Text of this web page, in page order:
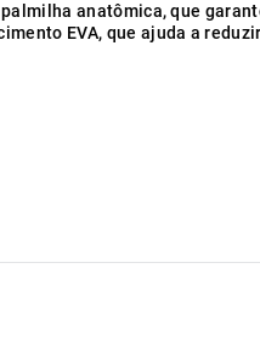
anatômica, que
EVA, que ajuda a